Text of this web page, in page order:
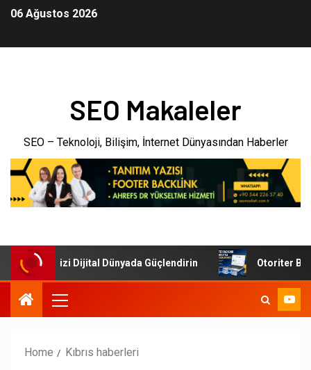
06 Ağustos 2026
SEO Makaleler
SEO – Teknoloji, Bilişim, İnternet Dünyasından Haberler
İşletmenizi Dijital Dünyada Güçlendirin Otoriter
Home Kıbrıs haberleri